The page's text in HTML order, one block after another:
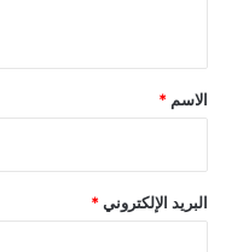
*
الاسم *
البريد الإلكتروني *